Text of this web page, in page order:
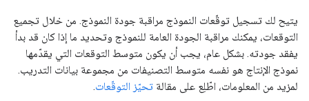
يتيح لك تسجيل توقّعات النموذج مراقبة جودة النموذج. من خلال تجميع
التوقعات، يمكنك مراقبة الجودة العامة للنموذج وتحديد ما إذا كان قد بدأ
يفقد جودته. بشكل عام، يجب أن يكون متوسط التوقعات التي يقدّمها
نموذج الإنتاج هو نفسه متوسط التصنيفات من مجموعة بيانات التدريب.
لمزيد من المعلومات، اطّلِع على مقالة تحيّز التوقّعات.